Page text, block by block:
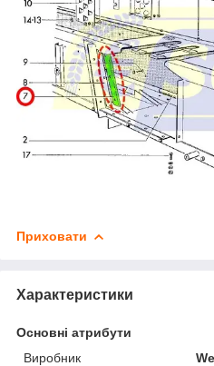
Приховати
Характеристики
Основні атрибути
Виробник